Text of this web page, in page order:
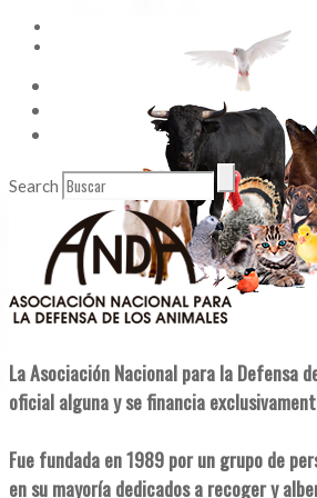
Enlaces de Interés
Search
La Asociación Nacional para la Defensa
oficial alguna y se financia
Fue fundada en 1989 por un grupo de
en su mayoría dedicados a recoger y